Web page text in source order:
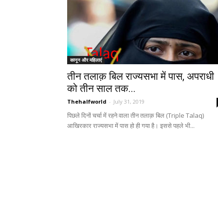
कानून और महिलाएं
तीन तलाक़ बिल राज्यसभा में पास, अपराधी
को तीन साल तक...
Thehalfworld - July 31, 2019
पिछले दिनों चर्चा में रहने वाला तीन तलाक़ बिल (Triple Talaq)
आखिरकार राज्यसभा में पास हो ही गया है। इससे पहले भी...